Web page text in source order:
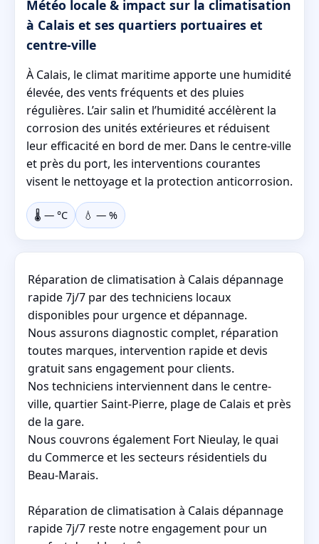
Météo locale & impact sur la climatisation
à Calais et ses quartiers portuaires et
centre-ville
À Calais, le climat maritime apporte une humidité
élevée, des vents fréquents et des pluies
régulières. L’air salin et l’humidité accélèrent la
corrosion des unités extérieures et réduisent
leur efficacité en bord de mer. Dans le centre-ville
et près du port, les interventions courantes
visent le nettoyage et la protection anticorrosion.
🌡️ — °C 💧 — %
Réparation de climatisation à Calais dépannage
rapide 7j/7 par des techniciens locaux
disponibles pour urgence et dépannage.
Nous assurons diagnostic complet, réparation
toutes marques, intervention rapide et devis
gratuit sans engagement pour clients.
Nos techniciens interviennent dans le centre-
ville, quartier Saint-Pierre, plage de Calais et près
de la gare.
Nous couvrons également Fort Nieulay, le quai
du Commerce et les secteurs résidentiels du
Beau-Marais.
Réparation de climatisation à Calais dépannage
rapide 7j/7 reste notre engagement pour un